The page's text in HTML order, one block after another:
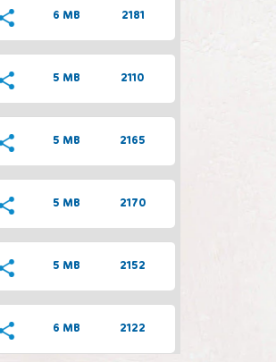
6 MB 2181
5 MB 2110
5 MB 2165
5 MB 2170
5 MB 2152
6 MB 2122